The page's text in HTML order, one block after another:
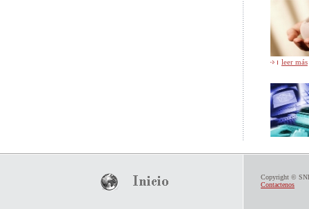
leer más
Copyright ©
Contactenos